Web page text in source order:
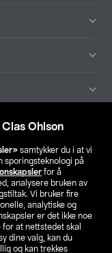
Ohlson
samtykker du i at vi
sporingsteknologi på
for å
analysere bruken av
Vi bruker fire
analytiske og
er det ikke noe
at nettstedet skal
dine valg, kan du
og kan trekkes